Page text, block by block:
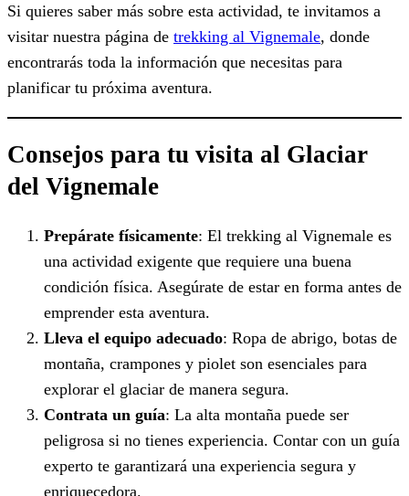
Si quieres saber más sobre esta actividad, te invitamos a
visitar nuestra página de trekking al Vignemale, donde
encontrarás toda la información que necesitas para
planificar tu próxima aventura.
Consejos para tu visita al Glaciar
del Vignemale
Prepárate físicamente: El trekking al Vignemale es
una actividad exigente que requiere una buena
condición física. Asegúrate de estar en forma antes de
emprender esta aventura.
Lleva el equipo adecuado: Ropa de abrigo, botas de
montaña, crampones y piolet son esenciales para
explorar el glaciar de manera segura.
Contrata un guía: La alta montaña puede ser
peligrosa si no tienes experiencia. Contar con un guía
experto te garantizará una experiencia segura y
enriquecedora.